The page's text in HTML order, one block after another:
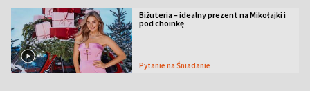
Biżuteria – idealny prezent na Mikołajki i
pod choinkę
Pytanie na Śniadanie